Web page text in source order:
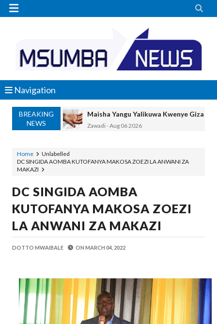
 
Navigation
BREAKING
NEWS
Maisha Yangu Yalikuwa Kwenye Giza
Zawadi -Aug 06 2026
Umaskini Na Madeni Yalitishia
Nilitafuta Mtoto Kwa Zaidi Ya Miaka
Zawadi -Aug 06 2026
NAIBU WAZIRI CHANDE ARIDHISHWA
OSCAR ASSENGA-Aug 06 2026
OSCAR ASSENGA
WMA YAWAFUNDISHA WATOTO
MSUMBA -Aug 06 2026
TBS YAWAHIMIZA WAJASIRIAMALI
OSCAR ASSENGA - Aug 06 2026
Home
Unlabelled
DC SINGIDA AOMBA KUTOFANYA MAKOSA ZOEZI LA ANWANI ZA
MAKAZI
DC SINGIDA AOMBA
KUTOFANYA MAKOSA ZOEZI
LA ANWANI ZA MAKAZI
DOTTO MWAIBALE ON MARCH 04, 2022